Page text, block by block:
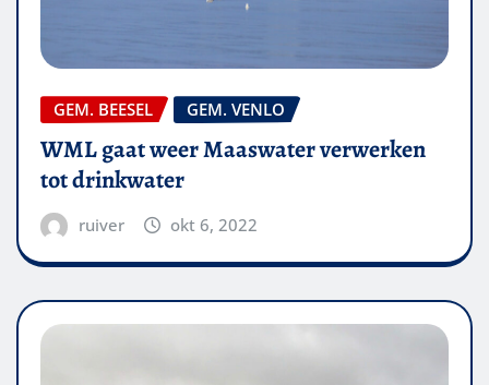
GEM. BEESEL GEM. VENLO
WML gaat weer Maaswater verwerken
tot drinkwater
ruiver okt 6, 2022